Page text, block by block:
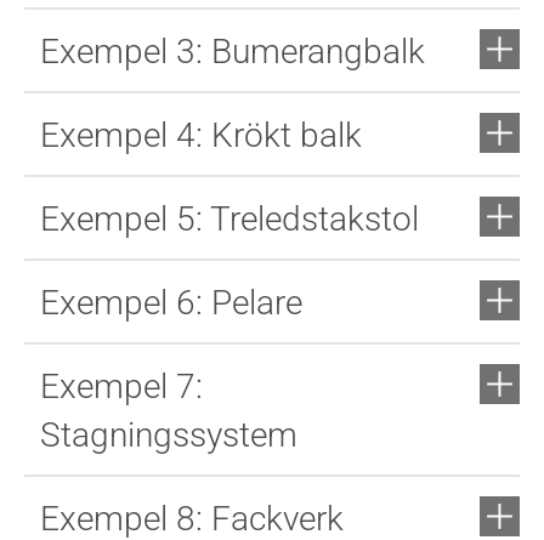
Exempel 3: Bumerangbalk
Exempel 4: Krökt balk
Exempel 5: Treledstakstol
Exempel 6: Pelare
Exempel 7:
Stagningssystem
Exempel 8: Fackverk